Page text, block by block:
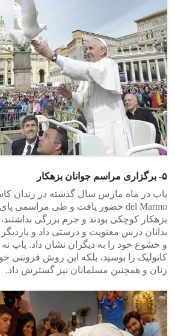
۵- برگزاری مراسم جوانان بزهکار
بزهکار کوچکی بودند و جرم بزرگی
بدانان درس معنویت و درستی داد و
کاتولیک را بوسید، بلکه این روش فروتنی
زنان و همچنین مسلمانان نیز گسترش داد.